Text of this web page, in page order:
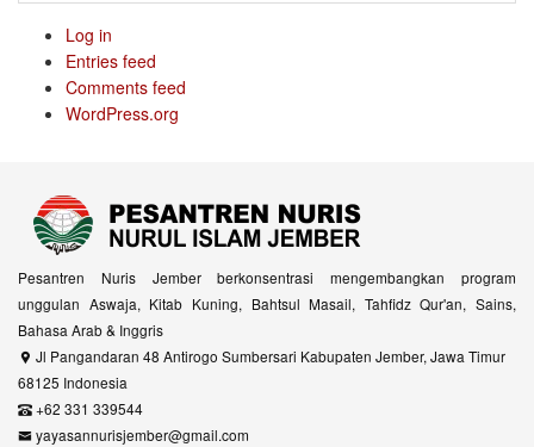
Log in
Entries feed
Comments feed
WordPress.org
Pesantren Nuris Jember berkonsentrasi mengembangkan program
unggulan Aswaja, Kitab Kuning, Bahtsul Masail, Tahfidz Qur'an, Sains,
Bahasa Arab & Inggris
Jl Pangandaran 48 Antirogo Sumbersari Kabupaten Jember, Jawa Timur
68125 Indonesia
+62 331 339544
yayasannurisjember@gmail.com